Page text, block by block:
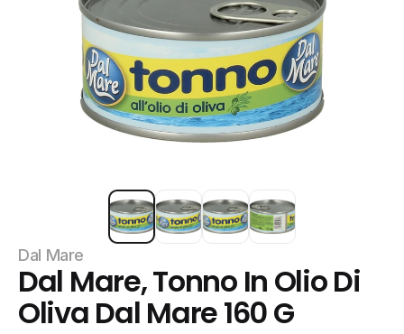
Dal Mare
Dal Mare, Tonno In Olio Di
Oliva Dal Mare 160 G